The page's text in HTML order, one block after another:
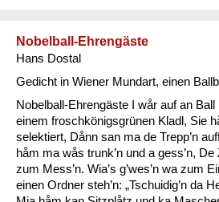
Nobelball-Ehrengäste
Hans Dostal
Gedicht in Wiener Mundart, einen
Nobelball-Ehrengäste I wår auf an
einem froschkönigsgrünen Kladl, Sie
selektiert, Dånn san ma de Trepp’n
håm ma wås trunk’n und a gess’n,
zum Mess’n. Wia’s g’wes’n wa zum
einen Ordner steh’n: „Tschuidig’n da